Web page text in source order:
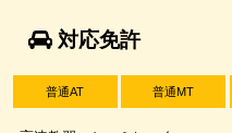
対応免許
普通AT 普通MT